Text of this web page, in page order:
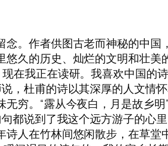
。作者供图古老而神秘的中国
久的历史、灿烂的文明和壮
在我正在读研。我喜欢中国的
，杜甫的诗以其深厚的人文情
穷。“露从今夜白，月是故乡
都说到了我这个远方游子的心
人在竹林间悠闲散步，在草